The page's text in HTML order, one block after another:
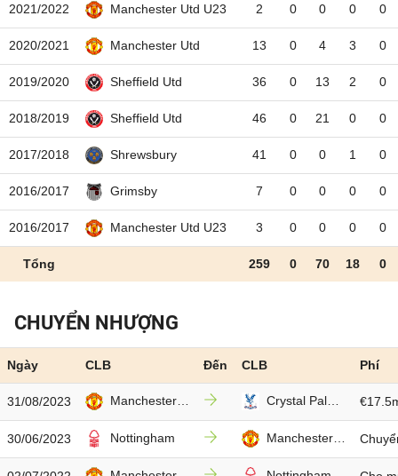
2021/2022 Manchester Utd U23 2 0 0 0 0
2020/2021 Manchester Utd 13 0 4 3 0
2019/2020 Sheffield Utd 36 0 13 2 0
2018/2019 Sheffield Utd 46 0 21 0 0
2017/2018 Shrewsbury 41 0 0 1 0
2016/2017 Grimsby 7 0 0 0 0
2016/2017 Manchester Utd U23 3 0 0 0 0
Tổng 259 0 70 18 0
CHUYỂN NHƯỢNG
Ngày CLB Đến CLB Phí
31/08/2023 Manchester Utd Crystal Palace
30/06/2023 Nottingham Manchester Utd